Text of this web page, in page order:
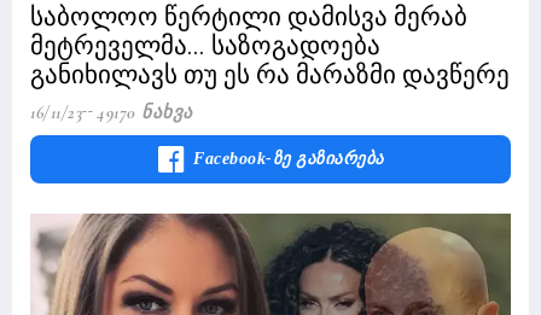
საბოლოო წერტილი დამისვა მერაბ
მეტრეველმა... საზოგადოება
განიხილავს თუ ეს რა მარაზმი დავწერე
16/11/23 49170 Ნახვა
Facebook-Ზე Გაზიარება